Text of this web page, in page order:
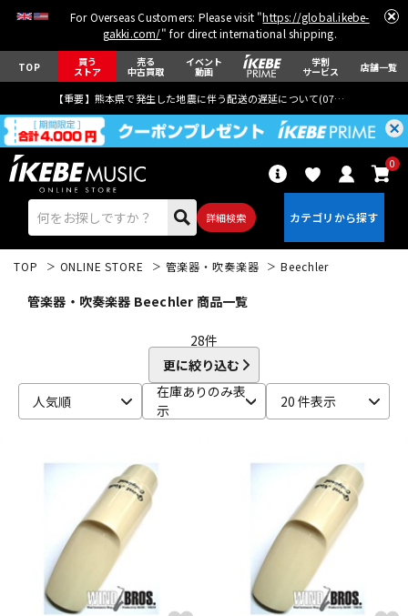
For Overseas Customers: Please visit "https://global.ikebe-
gakki.com/" for direct international shipping.
TOP 買う
ストア
売る
中古買取
イベント
動画
学割
サービス 店舗一覧
【重要】熊本県で発生した地震に伴う配送の遅延について(07月29日
詳細検索
0
ドラム パーカッション
キーボード 電子ピアノ
TOP ONLINE STORE 管楽器・吹奏楽器 Beechler
管楽器・吹奏楽器 Beechler 商品一覧
28件
更に絞り込む
人気順
在庫ありのみ表
示
20 件表示